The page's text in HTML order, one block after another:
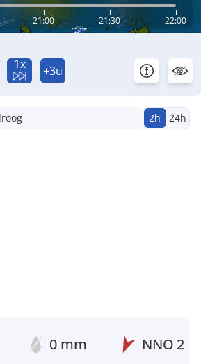
21:00 21:30 22:00
1x +3u
2h 24h
0 mm NNO 2